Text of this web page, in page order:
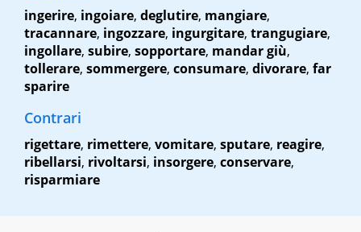
ingerire, ingoiare, deglutire, mangiare,
tracannare, ingozzare, ingurgitare, trangugiare,
ingollare, subire, sopportare, mandar giù,
tollerare, sommergere, consumare, divorare, far
sparire
Contrari
rigettare, rimettere, vomitare, sputare, reagire,
ribellarsi, rivoltarsi, insorgere, conservare,
risparmiare